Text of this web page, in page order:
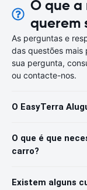
O que a
querem
As perguntas e
das questões mais
sua pergunta,
ou contacte-nos.
O EasyTerra
O que é que
carro?
Existem alguns